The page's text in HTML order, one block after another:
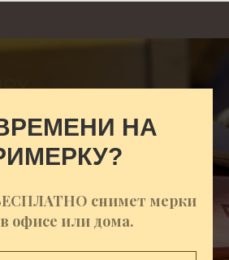
НА
снимет мерки
офисе или дома.